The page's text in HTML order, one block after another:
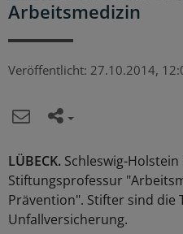
Arbeitsmedizin
Veröffentlicht: 27.10.2014,
LÜBECK. Schleswig-
Stiftungsprofessur
Prävention". Stifter sind die
Unfallversicherung.